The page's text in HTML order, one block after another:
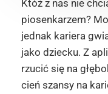
Któż z nas nie
piosenkarzem?
jednak kariera
jako dziecku. Z
rzucić się na
cień szansy na